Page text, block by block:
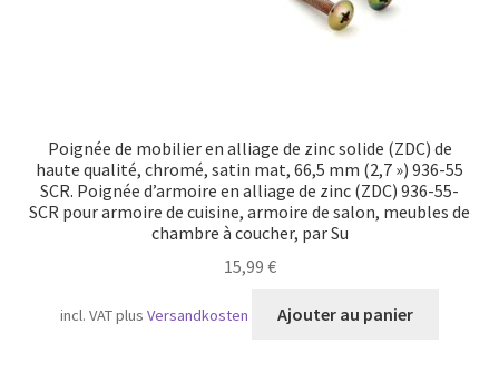
Poignée de mobilier en alliage de zinc solide (ZDC) de
haute qualité, chromé, satin mat, 66,5 mm (2,7 ») 936-55
SCR. Poignée d’armoire en alliage de zinc (ZDC) 936-55-
SCR pour armoire de cuisine, armoire de salon, meubles de
chambre à coucher, par Su
15,99 €
incl. VATplusVersandkosten Ajouter au panier